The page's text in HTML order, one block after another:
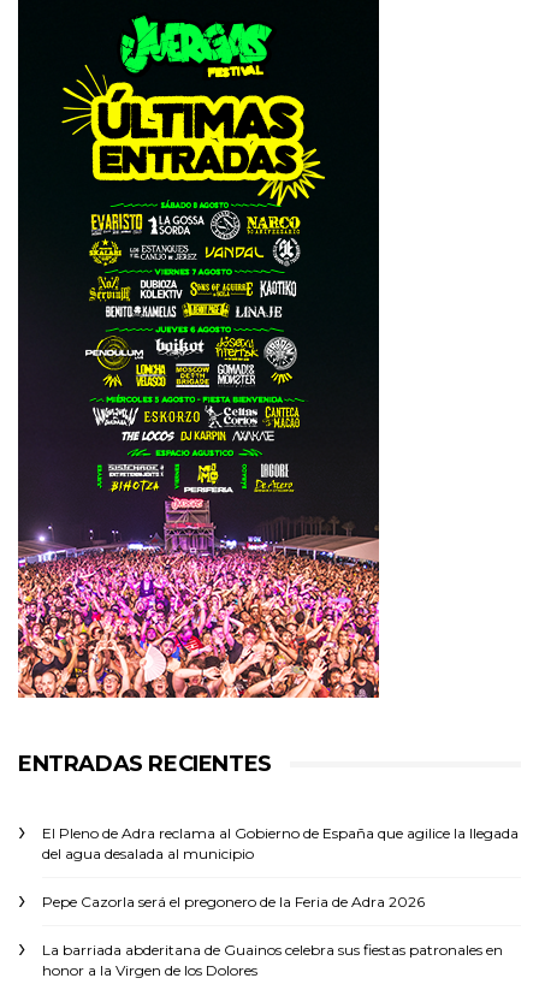
ENTRADAS RECIENTES
El Pleno de Adra reclama al Gobierno de España que agilice la llegada
del agua desalada al municipio
Pepe Cazorla será el pregonero de la Feria de Adra 2026
La barriada abderitana de Guainos celebra sus fiestas patronales en
honor a la Virgen de los Dolores